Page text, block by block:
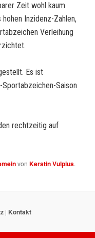
Zeit wohl kaum
Inzidenz-Zahlen,
Verleihung
Es ist
Saison
rechtzeitig auf
vonKerstin Vulpius.
| Kontakt